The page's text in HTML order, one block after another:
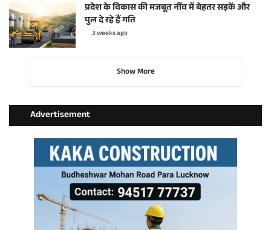
प्रदेश के विकास की मजबूत नींव में बेहतर सड़कें और
पुल दे रहे हैं गति
3 weeks ago
Show More
Advertisement